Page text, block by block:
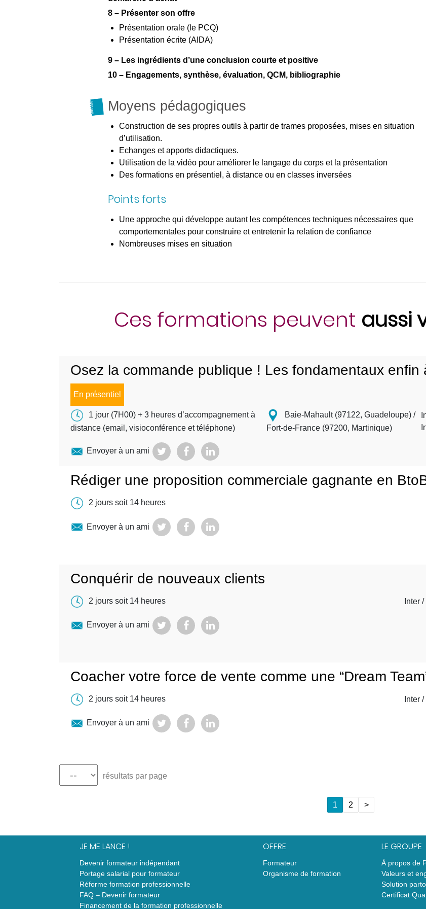
8 – Présenter son offre
Présentation orale (le PCQ)
Présentation écrite (AIDA)
9 – Les ingrédients d’une conclusion courte et positive
10 – Engagements, synthèse, évaluation, QCM, bibliographie
Moyens pédagogiques
Construction de ses propres outils à partir de trames proposées, mises en situation
d’utilisation.
Echanges et apports didactiques.
Utilisation de la vidéo pour améliorer le langage du corps et la présentation
Des formations en présentiel, à distance ou en classes inversées
Points forts
Une approche qui développe autant les compétences techniques nécessaires que
comportementales pour construire et entretenir la relation de confiance
Nombreuses mises en situation
Ces formations peuvent aussi
Osez la commande publique ! Les fondamentaux enfin
En présentiel
1 jour (7H00) + 3 heures d’accompagnement à
distance (email, visioconférence et téléphone)
Baie-Mahault (97122, Guadeloupe) /
Fort-de-France (97200, Martinique)
Envoyer à un ami
Rédiger une proposition commerciale gagnante en
2 jours soit 14 heures
Envoyer à un ami
Conquérir de nouveaux clients
2 jours soit 14 heures Inter
Envoyer à un ami
Coacher votre force de vente comme une “Dream
2 jours soit 14 heures Inter
Envoyer à un ami
résultats par page
1 2 >
JE ME LANCE !
Devenir formateur indépendant
Portage salarial pour formateur
Réforme formation professionnelle
FAQ – Devenir formateur
Financement de la formation professionnelle
OFFRE
Formateur
Organisme de formation
LE GROUPE
À propos de
Valeurs et
Solution
Certificat